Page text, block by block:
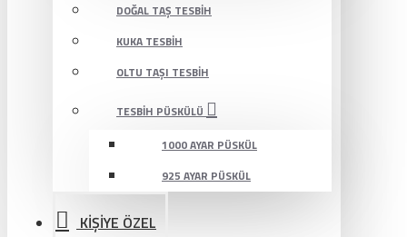
DOĞAL TAŞ TESBIH
KUKA TESBIH
OLTU TAŞI TESBIH
TESBIH PÜSKÜLÜ
1000 AYAR PÜSKÜL
925 AYAR PÜSKÜL
KİŞİYE ÖZEL